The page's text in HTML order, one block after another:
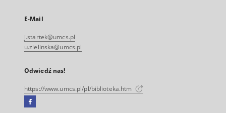
E-Mail
j.startek@umcs.pl
u.zielinska@umcs.pl
Odwiedź nas!
https://www.umcs.pl/pl/biblioteka.htm
Facebook